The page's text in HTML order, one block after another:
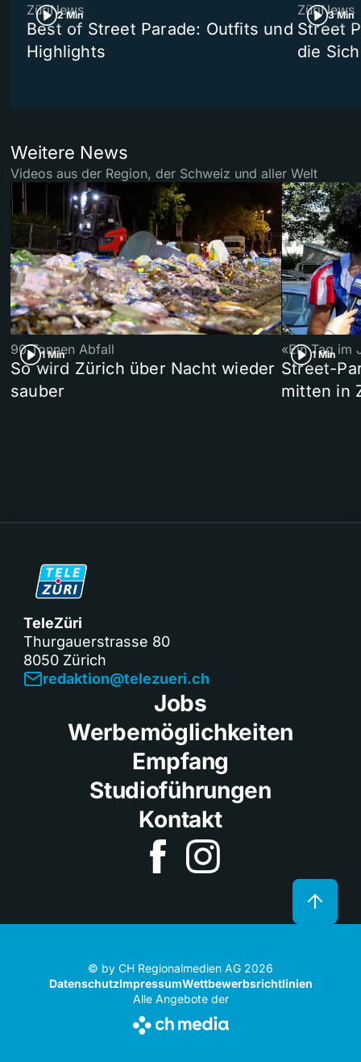
2 Min
ZüriNews
Best of Street Parade: Outfits und
Highlights
3 Min
ZüriNews
Street
die
Weitere News
Videos aus der Region, der Schweiz und aller Welt
1 Min
90 Tonnen Abfall
So wird Zürich über Nacht wieder
sauber
1 Min
«Ein Tag im
Street-
mitten in
TeleZüri
Thurgauerstrasse 80
8050 Zürich
redaktion@telezueri.ch
Jobs
Werbemöglichkeiten
Empfang
Studioführungen
Kontakt
© by CH Regionalmedien AG 2026
DatenschutzImpressumWettbewerbsrichtlinien
Alle Angebote der